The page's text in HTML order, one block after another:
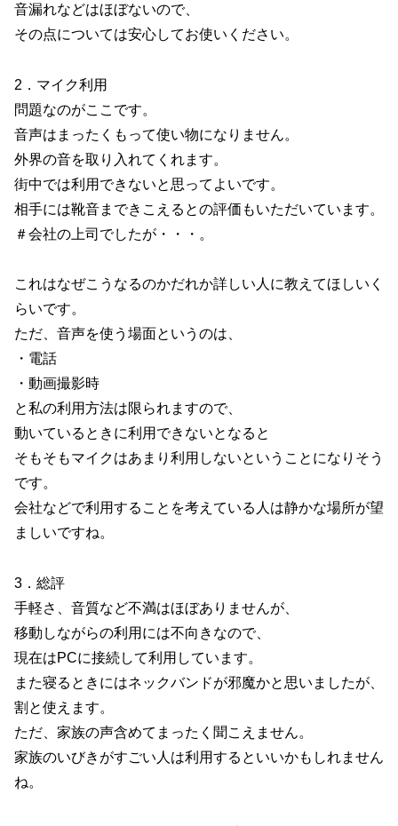
音漏れなどはほぼないので、
その点については安心してお使いください。
2．マイク利用
問題なのがここです。
音声はまったくもって使い物になりません。
外界の音を取り入れてくれます。
街中では利用できないと思ってよいです。
相手には靴音まできこえるとの評価もいただいています。
＃会社の上司でしたが・・・。
これはなぜこうなるのかだれか詳しい人に教えてほしいく
らいです。
ただ、音声を使う場面というのは、
・電話
・動画撮影時
と私の利用方法は限られますので、
動いているときに利用できないとなると
そもそもマイクはあまり利用しないということになりそう
です。
会社などで利用することを考えている人は静かな場所が望
ましいですね。
3．総評
手軽さ、音質など不満はほぼありませんが、
移動しながらの利用には不向きなので、
現在はPCに接続して利用しています。
また寝るときにはネックバンドが邪魔かと思いましたが、
割と使えます。
ただ、家族の声含めてまったく聞こえません。
家族のいびきがすごい人は利用するといいかもしれません
ね。